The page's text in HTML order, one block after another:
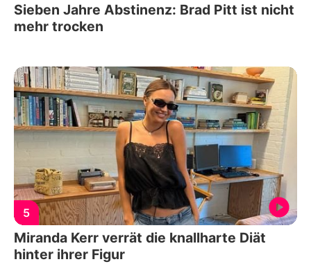
Sieben Jahre Abstinenz: Brad Pitt ist nicht
mehr trocken
5
Miranda Kerr verrät die knallharte Diät
hinter ihrer Figur